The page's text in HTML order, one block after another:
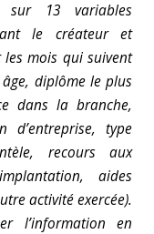
sur 13 variables
le créateur et
les mois qui suivent
diplôme le plus
dans la branche,
d’entreprise, type
recours aux
aides
activité exercée).
l’information en